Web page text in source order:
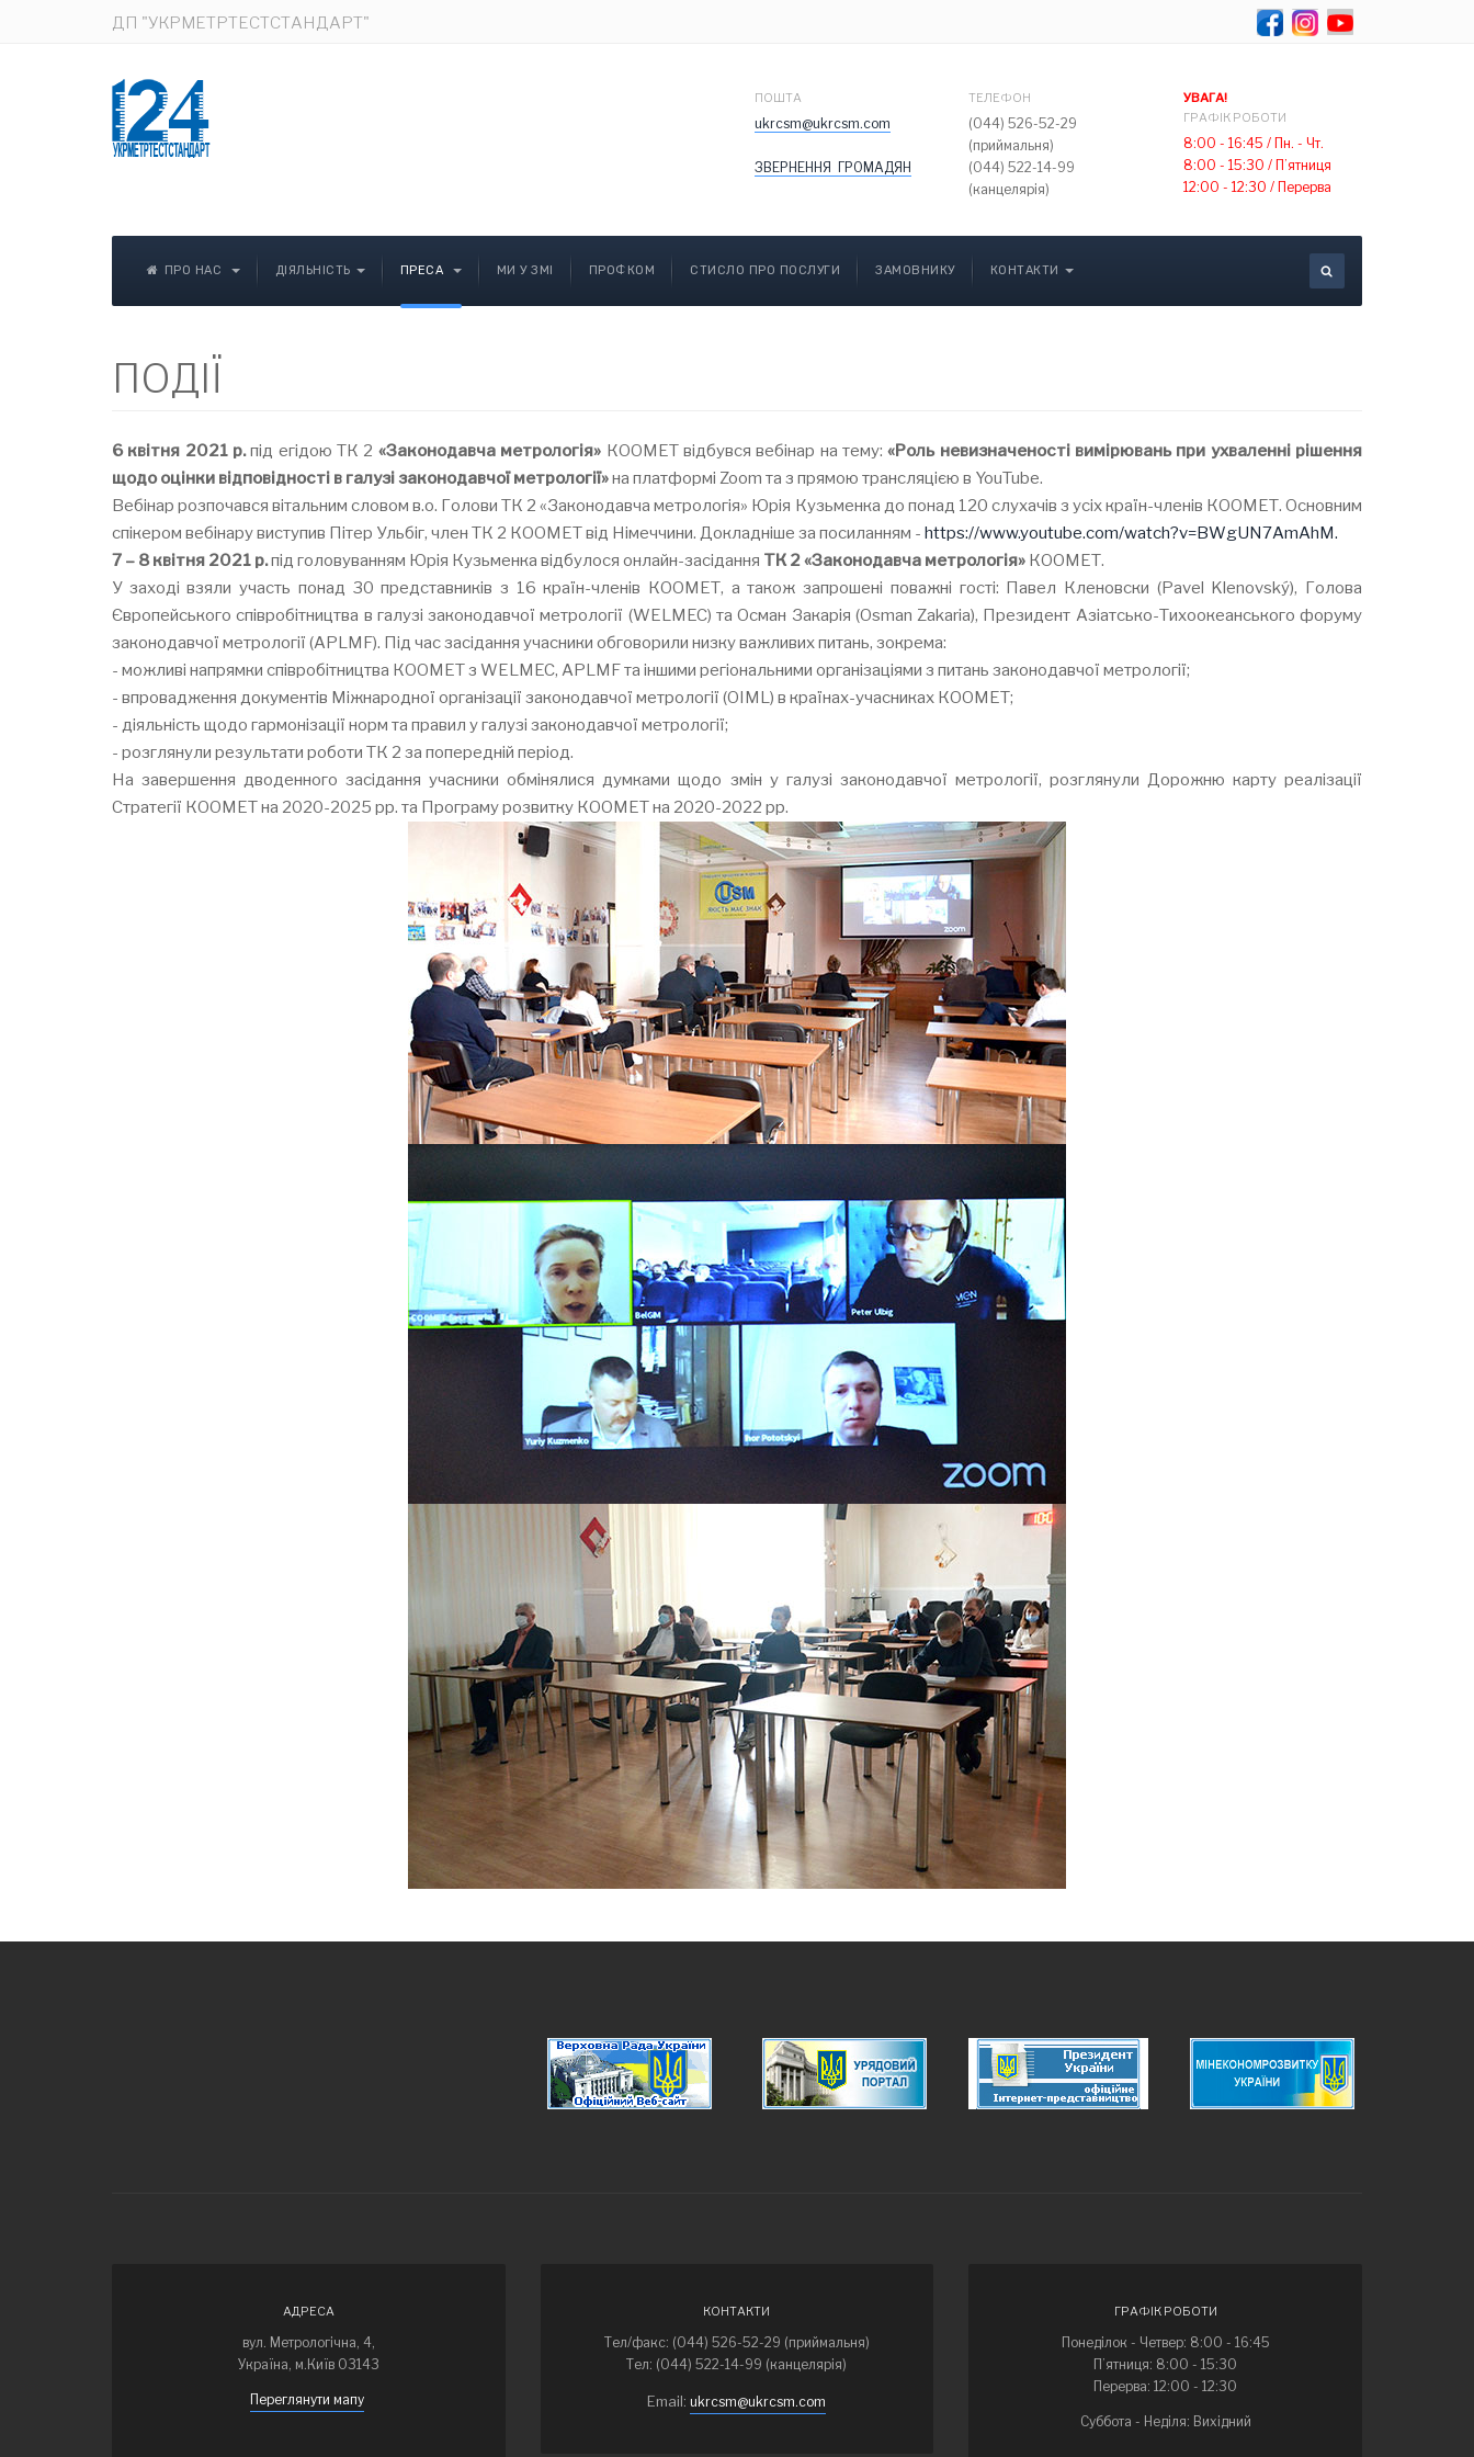
ДП "УКРМЕТРТЕСТСТАНДАРТ"
ПОШТА
ukrcsm@ukrcsm.com
ЗВЕРНЕННЯ ГРОМАДЯН
ТЕЛЕФОН
(044) 526-52-29
(приймальня)
(044) 522-14-99
(канцелярія)
УВАГА!
ГРАФІК РОБОТИ
8:00 - 16:45 / Пн. - Чт.
8:00 - 15:30 / П’ятниця
12:00 - 12:30 / Перерва
ПРО НАС ДІЯЛЬНІСТЬ ПРЕСА МИ У ЗМІ ПРОФКОМ СТИСЛО ПРО ПОСЛУГИ ЗАМОВНИКУ КОНТАКТИ
ПОДІЇ
6 квітня 2021 р.під егідою ТК 2 «Законодавча метрологія» КООМЕТ відбувся вебінар на тему:«Роль невизначеності вимірювань при ухваленні рішення
щодо оцінки відповідності в галузі законодавчої метрології»на платформі Zoom та з прямою трансляцією в YouTube.
Вебінар розпочався вітальним словом в.о. Голови ТК 2 «Законодавча метрологія» Юрія Кузьменка до понад 120 слухачів з усіх країн-членів КООМЕТ. Основним
спікером вебінару виступив Пітер Ульбіг, член ТК 2 КООМЕТ від Німеччини. Докладніше за посиланням - https://www.youtube.com/watch?v=BWgUN7AmAhM.
7 – 8 квітня 2021 р.під головуванням Юрія Кузьменка відбулося онлайн-засідання ТК 2 «Законодавча метрологія» КООМЕТ.
У заході взяли участь понад 30 представників з 16 країн-членів КООМЕТ, а також запрошені поважні гості: Павел Кленовски (Pavel Klenovský), Голова
Європейського співробітництва в галузі законодавчої метрології (WELMEC) та Осман Закарія (Osman Zakaria), Президент Азіатсько-Тихоокеанського форуму
законодавчої метрології (APLMF). Під час засідання учасники обговорили низку важливих питань, зокрема:
- можливі напрямки співробітництва КООМЕТ з WELMEC, APLMF та іншими регіональними організаціями з питань законодавчої метрології;
- впровадження документів Міжнародної організації законодавчої метрології (OIML) в країнах-учасниках КООМЕТ;
- діяльність щодо гармонізації норм та правил у галузі законодавчої метрології;
- розглянули результати роботи ТК 2 за попередній період.
На завершення дводенного засідання учасники обмінялися думками щодо змін у галузі законодавчої метрології, розглянули Дорожню карту реалізації
Стратегії КООМЕТ на 2020-2025 рр. та Програму розвитку КООМЕТ на 2020-2022 рр.
АДРЕСА
вул. Метрологічна, 4,
Україна, м.Київ 03143
Переглянути мапу
КОНТАКТИ
Тел/факс: (044) 526-52-29 (приймальня)
Тел: (044) 522-14-99 (канцелярія)
Email:ukrcsm@ukrcsm.com
ГРАФІК РОБОТИ
Понеділок - Четвер: 8:00 - 16:45
П’ятниця: 8:00 - 15:30
Перерва: 12:00 - 12:30
Суббота - Неділя: Вихідний